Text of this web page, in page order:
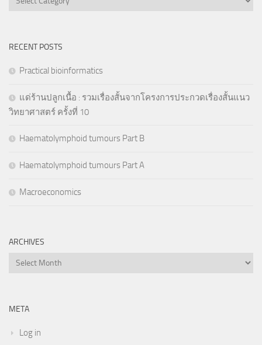
RECENT POSTS
Practical bioinformatics
แด่ร้านปลูกเนื้อ : รวมเรื่องสั้นจากโครงการประกวดเรื่องสั้นแนว
วิทยาศาสตร์ ครั้งที่ 10
Haematolymphoid tumours Part B
Haematolymphoid tumours Part A
Macroeconomics
ARCHIVES
Archives
META
Log in